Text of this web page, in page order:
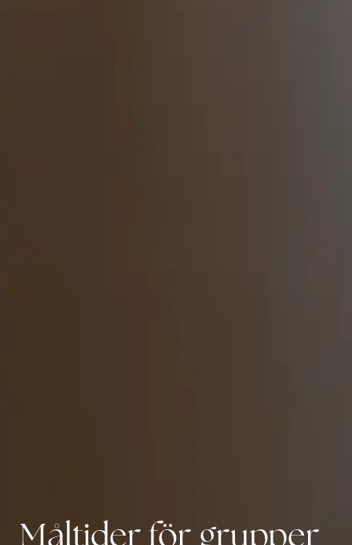
Måltider för grupper